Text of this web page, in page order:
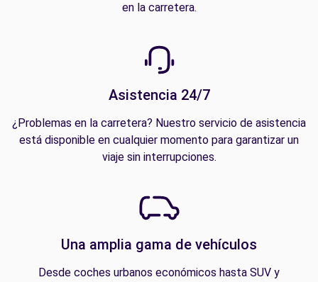
en la carretera.
Asistencia 24/7
¿Problemas en la carretera? Nuestro servicio de asistencia
está disponible en cualquier momento para garantizar un
viaje sin interrupciones.
Una amplia gama de vehículos
Desde coches urbanos económicos hasta SUV y